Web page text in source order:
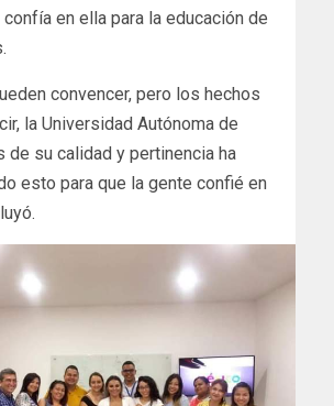
en ella para la educación de
convencer, pero los hechos
la Universidad Autónoma de
de su calidad y pertinencia ha
esto para que la gente confié en